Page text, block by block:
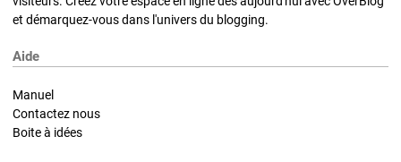
et démarquez-vous dans l'univers du blogging.
Aide
Manuel
Contactez nous
Boite à idées